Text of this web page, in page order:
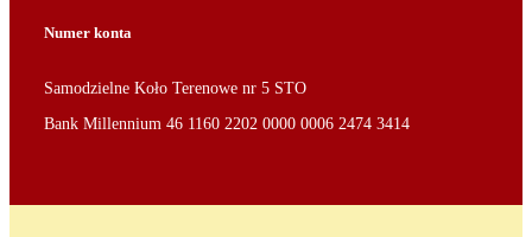
Numer konta
Samodzielne Koło Terenowe nr 5 STO
Bank Millennium 46 1160 2202 0000 0006 2474 3414